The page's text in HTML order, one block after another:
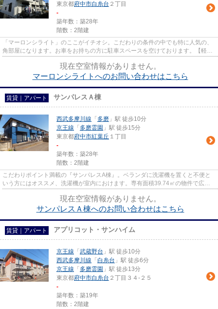
東京都府中市白糸台 ２丁目
-
築年数：築28年
階数：2階建
「マーロンシライト」のここがイチオシ。こだわりの条件の中でも特に人気の、
角部屋になります。お車をお持ちの方に駐車スペースを空けております。【軽量
現在空室情報がありません。
マーロンシライトへのお問い合わせはこちら
賃貸｜アパート サンパレスＡ棟
西武多摩川線 「 多磨 」駅 徒歩10分
京王線 「 多磨霊園 」駅 徒歩15分
東京都府中市紅葉丘 １丁目
-
築年数：築28年
階数：2階建
こだわりポイント満載の『サンパレスA棟』。ベランダに洗濯機を置くと不便と
いう方にはオススメ、洗濯機が室内におけます。専有面積39.74㎡の物件で広々
現在空室情報がありません。
サンパレスＡ棟へのお問い合わせはこちら
賃貸｜アパート アプリコット・サンハイム
京王線 「 武蔵野台 」駅 徒歩10分
西武多摩川線 「 白糸台 」駅 徒歩6分
京王線 「 多磨霊園 」駅 徒歩13分
東京都府中市白糸台 ２丁目３４-２５
-
築年数：築19年
階数：2階建